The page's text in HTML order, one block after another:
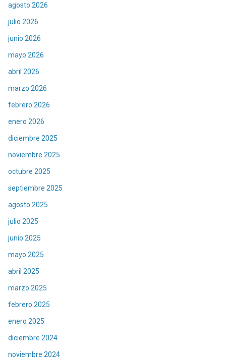
agosto 2026
julio 2026
junio 2026
mayo 2026
abril 2026
marzo 2026
febrero 2026
enero 2026
diciembre 2025
noviembre 2025
octubre 2025
septiembre 2025
agosto 2025
julio 2025
junio 2025
mayo 2025
abril 2025
marzo 2025
febrero 2025
enero 2025
diciembre 2024
noviembre 2024